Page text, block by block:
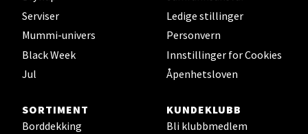
Serviser
Mummi-univers
Black Week
Jul
Ledige stillinger
Personvern
Innstillinger for Cookies
Åpenhetsloven
SORTIMENT
Borddekking
KUNDEKLUBB
Bli klubbmedlem
Brodtkorbsgate 7, 1338 Sandvika
Åpent i dag 10-21
0 i butikk